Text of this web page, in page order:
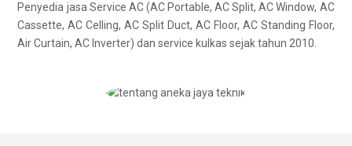
Penyedia jasa Service AC (AC Portable, AC Split, AC Window, AC
Cassette, AC Celling, AC Split Duct, AC Floor, AC Standing Floor,
Air Curtain, AC Inverter) dan service kulkas sejak tahun 2010.